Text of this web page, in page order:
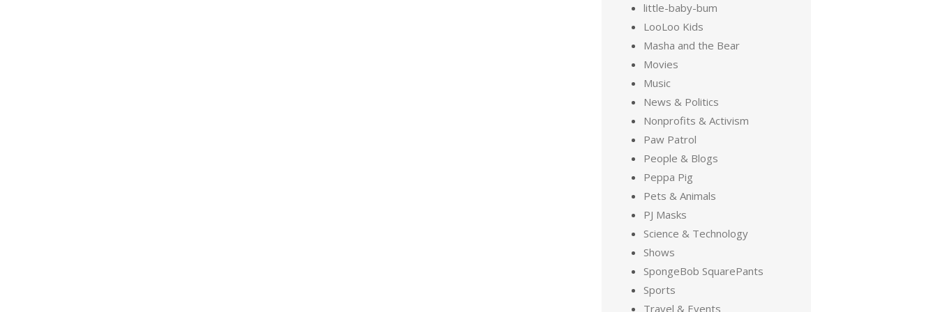
little-baby-bum
LooLoo Kids
Masha and the Bear
Movies
Music
News & Politics
Nonprofits & Activism
Paw Patrol
People & Blogs
Peppa Pig
Pets & Animals
PJ Masks
Science & Technology
Shows
SpongeBob SquarePants
Sports
Travel & Events